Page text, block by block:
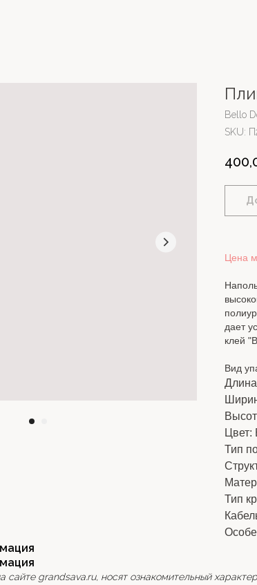
Bello
SKU:
Цена
дает
клей
Вид
Цвет:
Тип
Тип
grandsava.ru, носят ознакомительный